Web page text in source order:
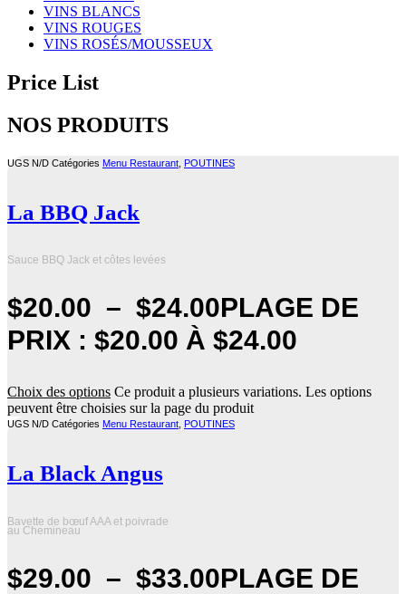
VINS BLANCS
VINS ROUGES
VINS ROSÉS/MOUSSEUX
Price List
NOS PRODUITS
UGS N/D Catégories Menu Restaurant POUTINES
La BBQ Jack
Sauce BBQ Jack et côtes levées
$20.00 – $24.00PLAGE DE
PRIX : $20.00 À $24.00
Choix des options Ce produit a plusieurs variations. Les options
peuvent être choisies sur la page du produit
UGS N/D Catégories Menu Restaurant POUTINES
La Black Angus
Bavette de bœuf AAA et poivrade
au Chemineau
$29.00 – $33.00PLAGE DE